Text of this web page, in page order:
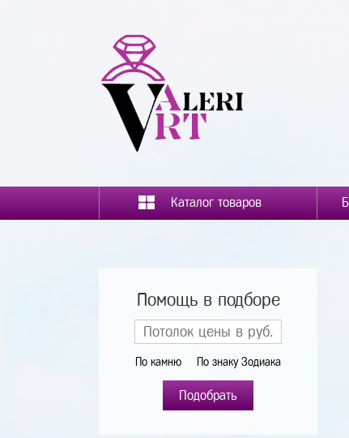
Каталог товаров
Помощь в подборе
По камню По знаку Зодиака
Подобрать